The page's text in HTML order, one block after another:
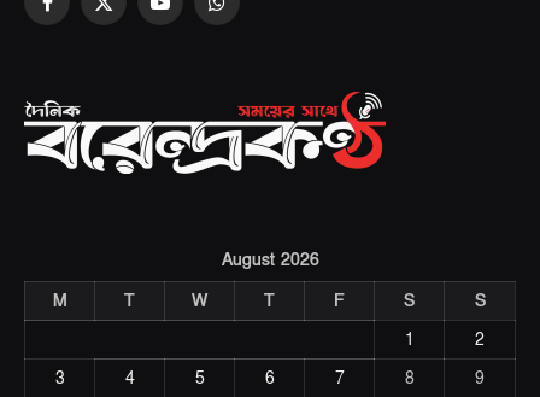
Facebook
X
YouTubeWhatsApp
August 2026
M
T W T F S
S
1
2
3
4 5 6 7 8 9